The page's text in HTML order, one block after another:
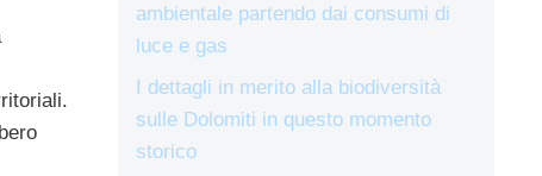
ambientale partendo dai consumi di
luce e gas
I dettagli in merito alla biodiversità
sulle Dolomiti in questo momento
storico